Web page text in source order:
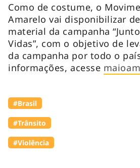
Como de costume, o
Amarelo vai disponibilizar
material da campanha
Vidas”, com o objetivo de
da campanha por todo o
informações, acesse
#Brasil
#Trânsito
#Violência